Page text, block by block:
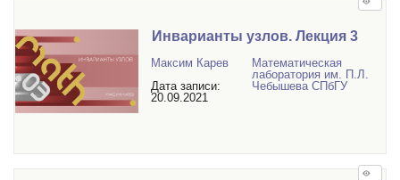
Инварианты узлов. Лекция 3
Максим Карев
Дата записи:
20.09.2021
Математичеcкая
лаборатория им. П.Л.
Чебышева СПбГУ